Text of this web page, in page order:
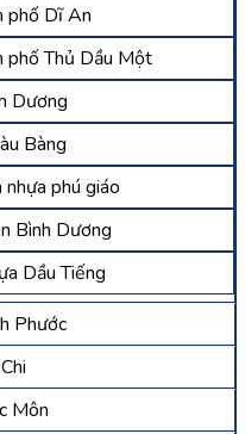
phố Dĩ An
phố Thủ Dầu Một
Dương
Bàng
phú giáo
Bình Dương
Dầu Tiếng
Phước
Môn